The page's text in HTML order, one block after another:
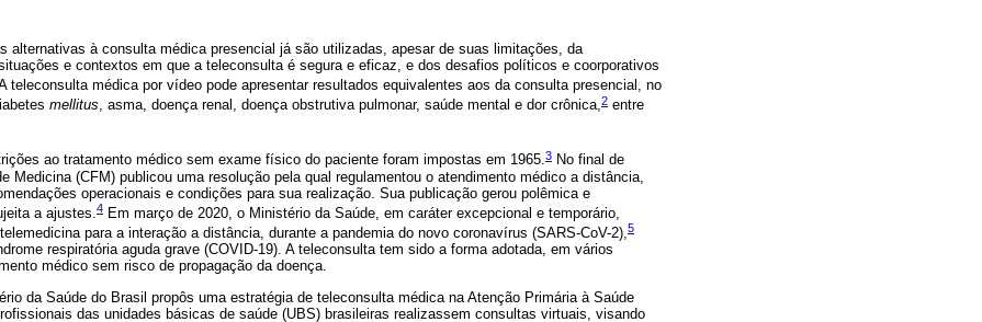
alternativas à consulta médica presencial já são utilizadas, apesar de suas limitações, da
e contextos em que a teleconsulta é segura e eficaz, e dos desafios políticos e coorporativos
teleconsulta médica por vídeo pode apresentar resultados equivalentes aos da consulta presencial, no
mellitus, asma, doença renal, doença obstrutiva pulmonar, saúde mental e dor crônica,2 entre
ao tratamento médico sem exame físico do paciente foram impostas em 1965.3 No final de
Medicina (CFM) publicou uma resolução pela qual regulamentou o atendimento médico a distância,
operacionais e condições para sua realização. Sua publicação gerou polêmica e
a ajustes. 4 Em março de 2020, o Ministério da Saúde, em caráter excepcional e temporário,
para a interação a distância, durante a pandemia do novo coronavírus (SARS-CoV-2),5
respiratória aguda grave (COVID-19). A teleconsulta tem sido a forma adotada, em vários
médico sem risco de propagação da doença.
da Saúde do Brasil propôs uma estratégia de teleconsulta médica na Atenção Primária à Saúde
das unidades básicas de saúde (UBS) brasileiras realizassem consultas virtuais, visando